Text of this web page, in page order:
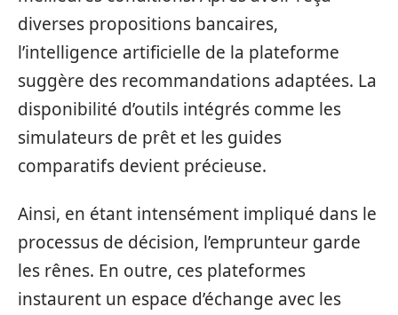
diverses propositions bancaires,
l’intelligence artificielle de la plateforme
suggère des recommandations adaptées. La
disponibilité d’outils intégrés comme les
simulateurs de prêt et les guides
comparatifs devient précieuse.
Ainsi, en étant intensément impliqué dans le
processus de décision, l’emprunteur garde
les rênes. En outre, ces plateformes
instaurent un espace d’échange avec les